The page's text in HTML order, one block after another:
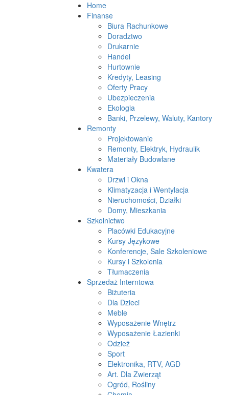
Home
Finanse
Biura Rachunkowe
Doradztwo
Drukarnie
Handel
Hurtownie
Kredyty, Leasing
Oferty Pracy
Ubezpieczenia
Ekologia
Banki, Przelewy, Waluty, Kantory
Remonty
Projektowanie
Remonty, Elektryk, Hydraulik
Materiały Budowlane
Kwatera
Drzwi i Okna
Klimatyzacja i Wentylacja
Nieruchomości, Działki
Domy, Mieszkania
Szkolnictwo
Placówki Edukacyjne
Kursy Językowe
Konferencje, Sale Szkoleniowe
Kursy i Szkolenia
Tłumaczenia
Sprzedaż Interntowa
Biżuteria
Dla Dzieci
Meble
Wyposażenie Wnętrz
Wyposażenie Łazienki
Odzież
Sport
Elektronika, RTV, AGD
Art. Dla Zwierząt
Ogród, Rośliny